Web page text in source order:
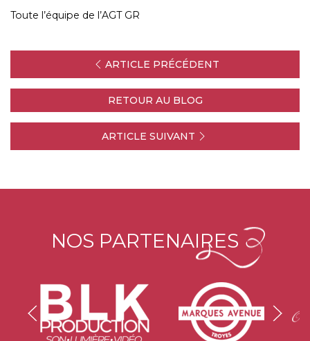
Toute l’équipe de l’AGT GR
ARTICLE PRÉCÉDENT
RETOUR AU BLOG
ARTICLE SUIVANT
NOS PARTENAIRES